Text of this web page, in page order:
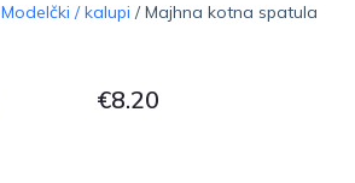
Modelčki / kalupi / Majhna kotna spatula
€8.20